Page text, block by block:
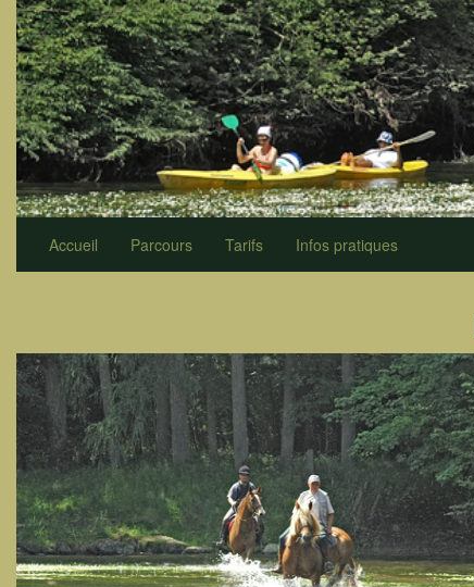
Accueil Parcours Tarifs Infos pratiques